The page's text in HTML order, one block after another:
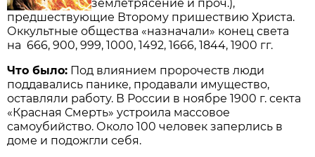
землетрясение и проч.),
предшествующие Второму пришествию Христа.
Оккультные общества «назначали» конец света
на 666, 900, 999, 1000, 1492, 1666, 1844, 1900 гг.
Что было: Под влиянием пророчеств люди
поддавались панике, продавали имущество,
оставляли работу. В России в ноябре 1900 г. секта
«Красная Смерть» устроила массовое
самоубийство. Около 100 человек заперлись в
доме и подожгли себя.